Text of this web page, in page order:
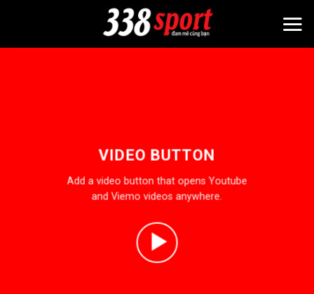
VIDEO BUTTON
Add a video button that opens Youtube
and Viemo videos anywhere.